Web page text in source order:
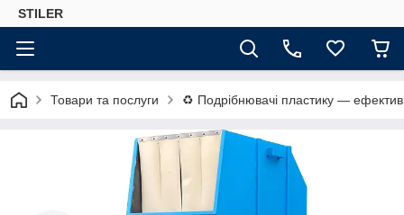
STILER
Товари та послуги ♻️ Подрібнювачі пластику —